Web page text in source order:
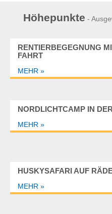
Höhepunkte -
RENTIERBEGEGNUNG
FAHRT
MEHR »
NORDLICHTCAMP IN
MEHR »
HUSKYSAFARI AUF
MEHR »